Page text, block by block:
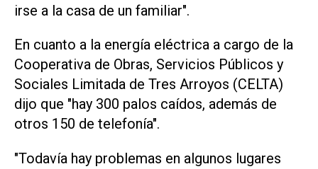
irse a la casa de un familiar".
En cuanto a la energía eléctrica a cargo de la
Cooperativa de Obras, Servicios Públicos y
Sociales Limitada de Tres Arroyos (CELTA)
dijo que "hay 300 palos caídos, además de
otros 150 de telefonía".
"Todavía hay problemas en algunos lugares